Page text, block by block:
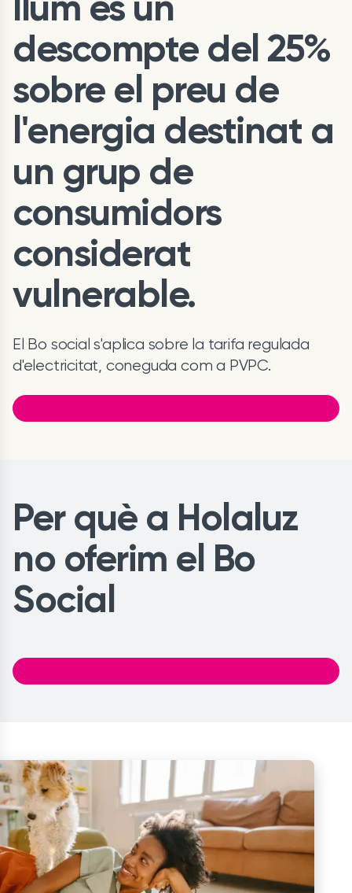
descompte del 25%
sobre el preu de
l'energia destinat a
un grup de
consumidors
considerat
vulnerable.
El Bo social s'aplica sobre la tarifa regulada
d'electricitat, coneguda com a PVPC.
Per què a Holaluz
no oferim el Bo
Social